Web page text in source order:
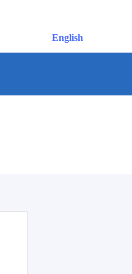
English